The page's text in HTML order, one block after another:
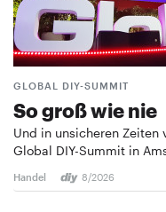
GLOBAL DIY-SUMMIT
So groß wie nie
Und in unsicheren
Global DIY-Summit in
Handel 8/2026